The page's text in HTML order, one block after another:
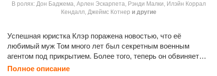
В ролях: Дон Баджема, Арлен Эскарпета, Рэнди Малки, Илэйн Коррал
Кендалл, Джеймс Котнер и другие
Успешная юристка Клэр поражена новостью, что её
любимый муж Том много лет был секретным военным
агентом под прикрытием. Более того, теперь он обвиняется
в убийстве мирного населения во время протестов
Полное описание